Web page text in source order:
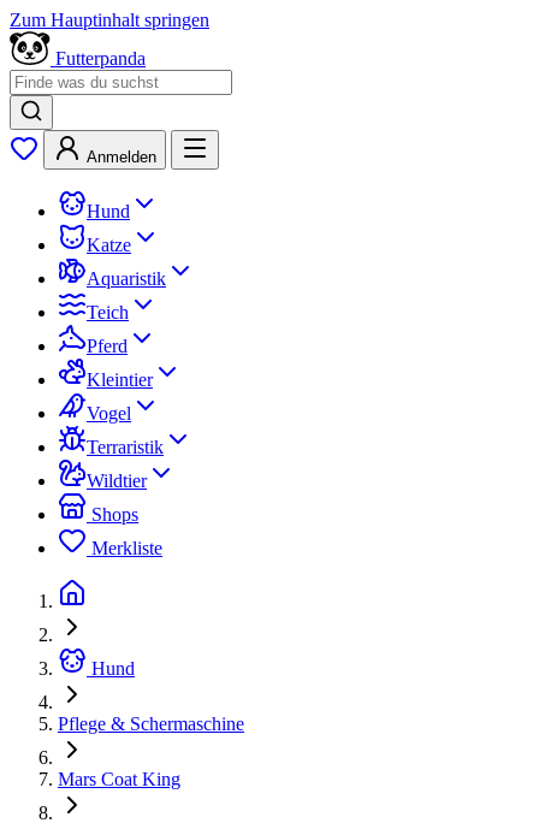
Zum Hauptinhalt springen
Futterpanda
Anmelden
Hund
Katze
Aquaristik
Teich
Pferd
Kleintier
Vogel
Terraristik
Wildtier
Shops
Merkliste
Hund
Pflege & Schermaschine
Mars Coat King